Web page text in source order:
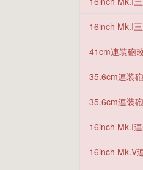
16inch Mk.I
41cm連装砲
35.6cm連装
35.6cm連装
16inch Mk.I
16inch Mk.V